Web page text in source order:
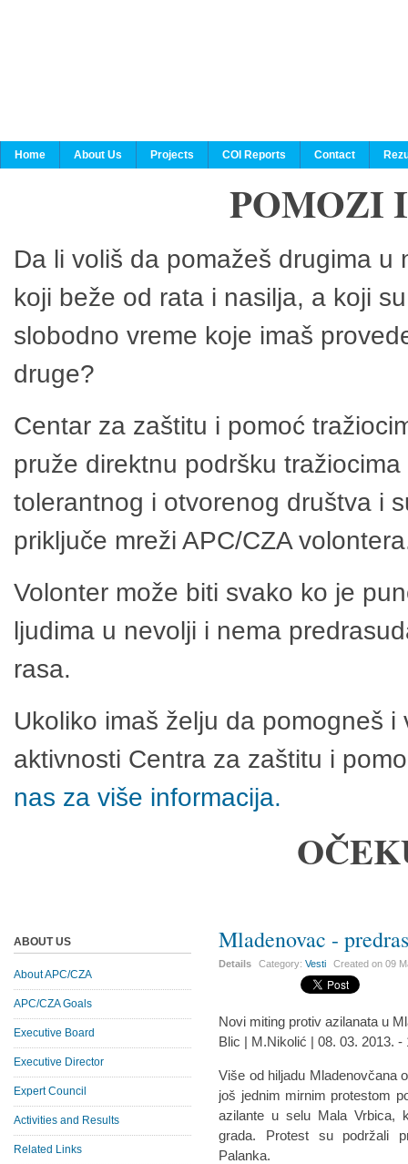
Home About Us Projects COI Reports Contact
POMOZI
Da li voliš da pomažeš drugima
koji beže od rata i nasilja, a koji
slobodno vreme koje imaš
druge?
Centar za zaštitu i pomoć
pruže direktnu podršku
tolerantnog i otvorenog društva i
priključe mreži APC/CZA
Volonter može biti svako ko je
ljudima u nevolji i nema
rasa.
Ukoliko imaš želju da pomogneš
aktivnosti Centra za zaštitu i
nas za više informacija.
Mladenovac -
Details Category:Vesti Created on09
Novi miting protiv azilanata u
Blic | M.Nikolić | 08. 03. 2013. -
Više od hiljadu Mladenovčana
još jednim mirnim protestom
azilante u selu Mala Vrbica,
grada. Protest su podržali
Palanka.
ABOUT US
About APC/CZA
APC/CZA Goals
Executive Board
Executive Director
Expert Council
Activities and Results
Related Links